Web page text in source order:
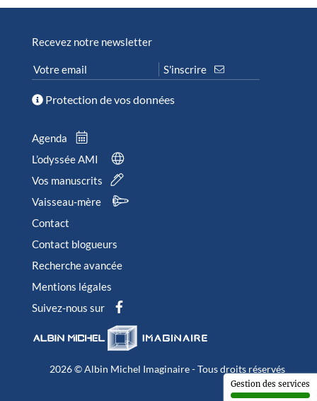
Recevez notre newsletter
Protection de vos données
Agenda
L’odyssée AMI
Vos manuscrits
Vaisseau-mère
Contact
Contact blogueurs
Recherche avancée
Mentions légales
Suivez-nous sur
2026 © Albin Michel Imaginaire - Tous droits réservés
Gestion des services